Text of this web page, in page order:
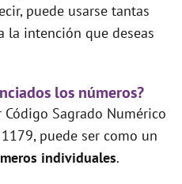
puede usarse tantas
la intención que deseas
los números?
Sagrado Numérico
puede ser como un
individuales.